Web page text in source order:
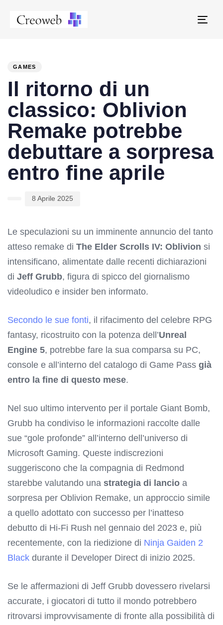
GAMES
Il ritorno di un
classico: Oblivion
Remake potrebbe
debuttare a sorpresa
entro fine aprile
8 Aprile 2025
Le speculazioni su un imminente annuncio del tanto
atteso remake di The Elder Scrolls IV: Oblivion si
intensificano, alimentate dalle recenti dichiarazioni
di Jeff Grubb, figura di spicco del giornalismo
videoludico e insider ben informato.
Secondo le sue fonti, il rifacimento del celebre RPG
fantasy, ricostruito con la potenza dell’Unreal
Engine 5, potrebbe fare la sua comparsa su PC,
console e all’interno del catalogo di Game Pass già
entro la fine di questo mese.
Nel suo ultimo intervento per il portale Giant Bomb,
Grubb ha condiviso le informazioni raccolte dalle
sue “gole profonde” all’interno dell’universo di
Microsoft Gaming. Queste indiscrezioni
suggeriscono che la compagnia di Redmond
starebbe valutando una strategia di lancio a
sorpresa per Oblivion Remake, un approccio simile
a quello adottato con successo per l’inatteso
debutto di Hi-Fi Rush nel gennaio del 2023 e, più
recentemente, con la riedizione di Ninja Gaiden 2
Black durante il Developer Direct di inizio 2025.
Se le affermazioni di Jeff Grubb dovessero rivelarsi
accurate, i giocatori di tutto il mondo potrebbero
ritrovarsi improvvisamente di fronte alla possibilità di